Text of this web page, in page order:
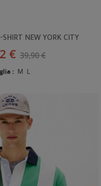
NEW YORK CITY
€ 39,90 €
: M L